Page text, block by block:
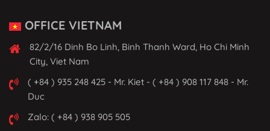
OFFICE VIETNAM
82/2/16 Dinh Bo Linh, Binh Thanh Ward, Ho Chi Minh
City, Viet Nam
( +84 ) 935 248 425 - Mr. Kiet - ( +84 ) 908 117 848 - Mr.
Duc
Zalo: ( +84 ) 938 905 505